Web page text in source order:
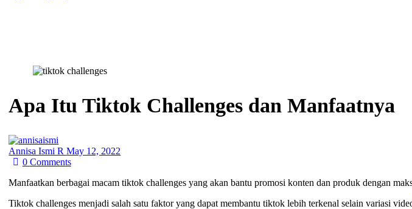
Apa Itu Tiktok Challenges dan Manfaatnya
Annisa Ismi RMay 12, 2022
0 Comments
Manfaatkan berbagai macam tiktok challenges yang akan bantu promosi konten dan produk dengan
Tiktok challenges menjadi salah satu faktor yang dapat membantu tiktok lebih terkenal selain variasi